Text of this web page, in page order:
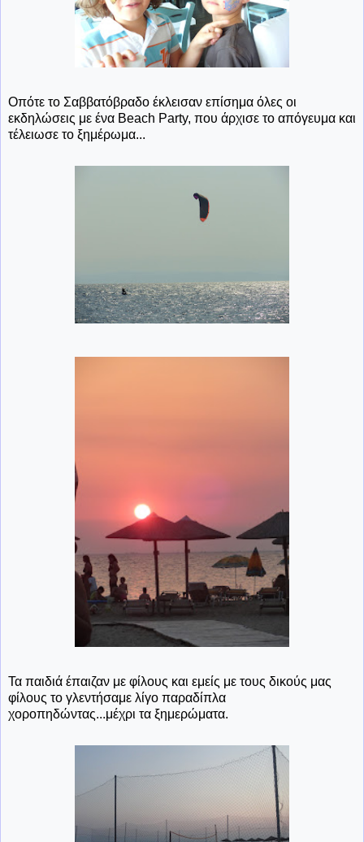
Οπότε το Σαββατόβραδο έκλεισαν επίσημα όλες οι
εκδηλώσεις με ένα Beach Party, που άρχισε το απόγευμα και
τέλειωσε το ξημέρωμα...
Τα παιδιά έπαιζαν με φίλους και εμείς με τους δικούς μας
φίλους το γλεντήσαμε λίγο παραδίπλα
χοροπηδώντας...μέχρι τα ξημερώματα.